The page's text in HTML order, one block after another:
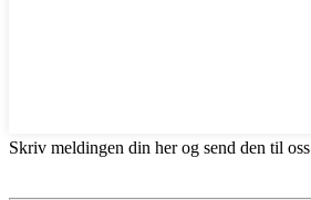
Skriv meldingen din her og send den til oss